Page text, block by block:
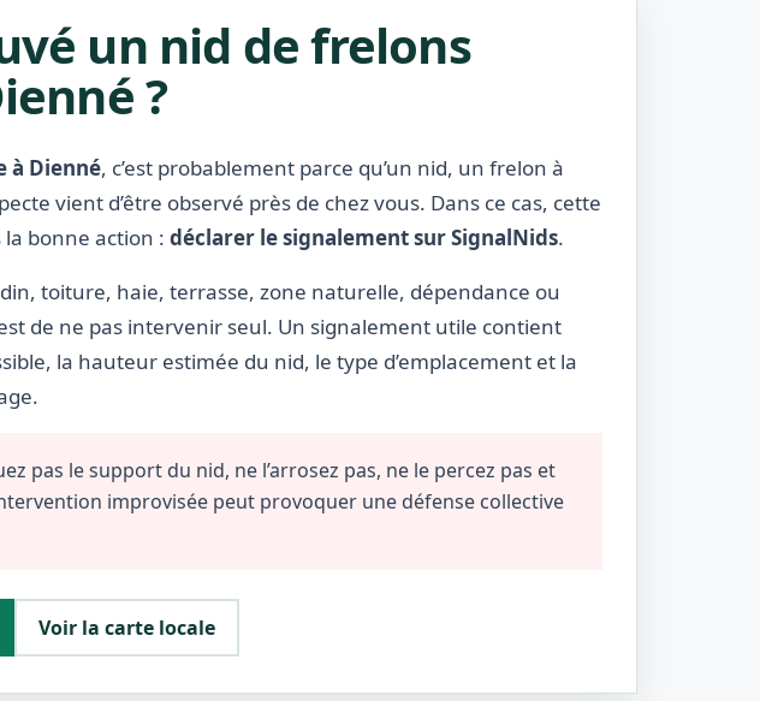
un nid de frelons
?
à Dienné, c’est probablement parce qu’un nid, un frelon à
vient d’être observé près de chez vous. Dans ce cas, cette
bonne action : déclarer le signalement sur SignalNids.
toiture, haie, terrasse, zone naturelle, dépendance ou
de ne pas intervenir seul. Un signalement utile contient
la hauteur estimée du nid, le type d’emplacement et la
pas le support du nid, ne l’arrosez pas, ne le percez pas et
improvisée peut provoquer une défense collective
Voir la carte locale